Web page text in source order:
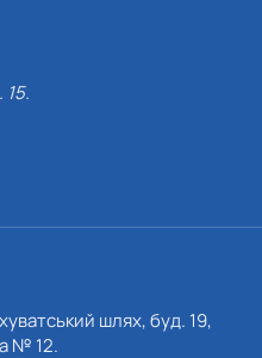
шлях, буд. 19,
№ 12.